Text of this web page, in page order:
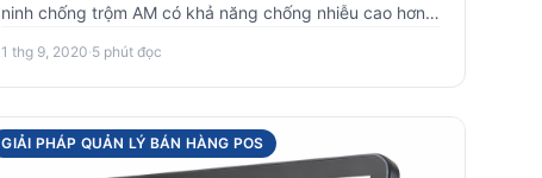
ninh chống trộm AM có khả năng chống nhiễu cao hơn
1 thg 9, 2020·5 phút đọc
GIẢI PHÁP QUẢN LÝ BÁN HÀNG POS